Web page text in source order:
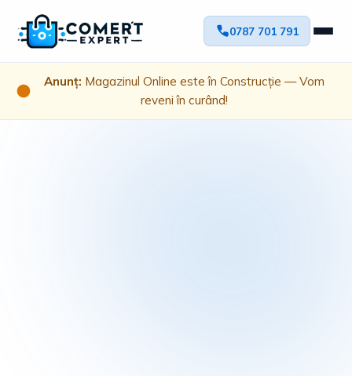
0787 701 791
Anunț: Magazinul Online este în Construcție — Vom
reveni în curând!